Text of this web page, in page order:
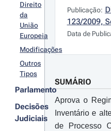
Direito
da
União
Europeia
Modificações
Outros
Tipos
Parlamento
Decisões
Judiciais
Publicação:
123/2009,
Data de
SUMÁRIO
Aprova o
Inventário e
de Processo